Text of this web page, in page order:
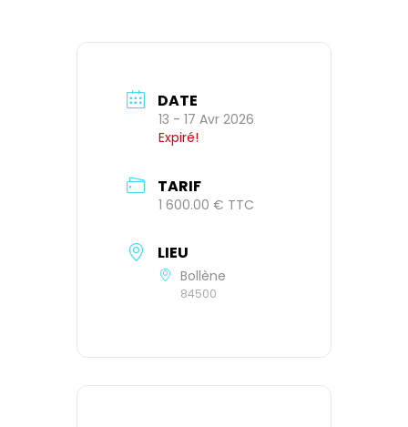
DATE
13 - 17 Avr 2026
Expiré!
TARIF
1 600.00 € TTC
LIEU
Bollène
84500